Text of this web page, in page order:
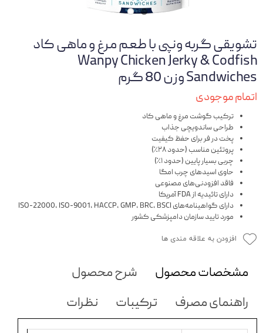
تشویقی گربه ونپی با طعم مرغ و ماهی کاد
Wanpy Chicken Jerky & Codfish
Sandwiches وزن 80 گرم
اتمام موجودی
ترکیب گوشت مرغ و ماهی کاد
طراحی ساندویچی جذاب
پخت در فر برای حفظ کیفیت
پروتئین مناسب (حدود ۲۸٪)
چربی بسیار پایین (حدود ۱٪)
حاوی اسیدهای چرب امگا
فاقد افزودنی‌های مصنوعی
دارای تائیدیه از FDA آمریکا
دارای گواهینامه‌های ISO-22000، ISO-9001، HACCP، GMP، BRC، BSCI
مورد تایید سازمان دامپزشکی کشور
افزودن به علاقه مندی ها
مشخصات محصول
شرح محصول
راهنمای مصرف
ترکیبات نظرات